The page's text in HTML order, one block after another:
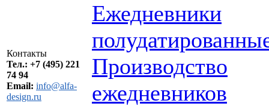
Контакты
Тел.: +7 (495) 221
74 94
Email: info@alfa-
design.ru
Ежедневники
Производство
ежедневников